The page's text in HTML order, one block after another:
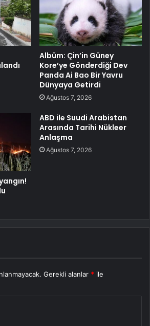
Albüm: Çin’in Güney
Kore’ye Gönderdiği Dev
Panda Ai Bao Bir Yavru
Dünyaya Getirdi
Ağustos 7, 2026
ABD ile Suudi Arabistan
Arasında Tarihi Nükleer
Anlaşma
Ağustos 7, 2026
Gerekli alanlar * ile